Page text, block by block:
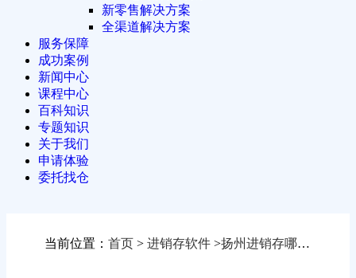
新零售解决方案
全渠道解决方案
服务保障
成功案例
新闻中心
课程中心
百科知识
专题知识
关于我们
申请体验
委托找仓
当前位置： 首页 > 进销存软件 >扬州进销存哪款好